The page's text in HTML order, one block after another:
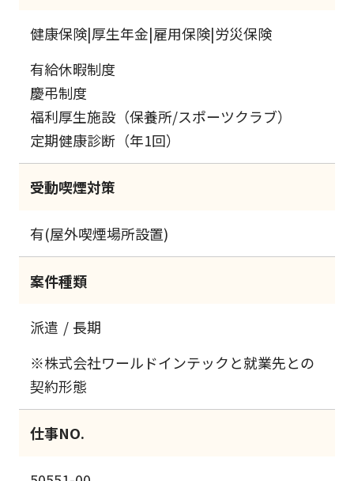
健康保険|厚生年金|雇用保険|労災保険
有給休暇制度
慶弔制度
福利厚生施設（保養所/スポーツクラブ）
定期健康診断（年1回）
受動喫煙対策
有(屋外喫煙場所設置)
案件種類
派遣
長期
※株式会社ワールドインテックと就業先との
契約形態
仕事NO.